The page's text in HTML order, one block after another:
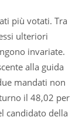
più votati. Tra
ulteriori
invariate.
alla guida
mandati non
il 48,02 per
candidato della